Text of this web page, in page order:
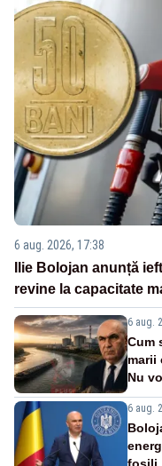
6 aug. 2026, 17:38
Ilie Bolojan anunță
revine la capacitate
6 aug.
Cum
marii
Nu
6 aug.
fosili,